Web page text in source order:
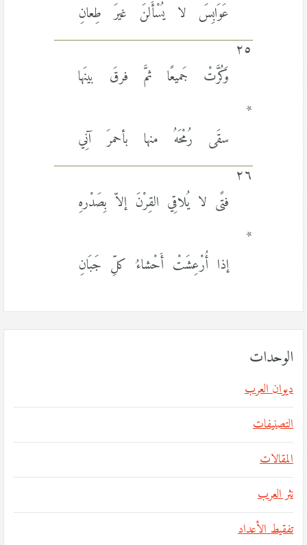
عَوَابِسَ لا يُسْأَلنَ غيرَ طِعانِ
٢٥
وَكُرَّتْ جَميعًا ثمَّ فرقَ بينَها
*
سقَى رُمْحَهُ منها بأحمرَ آنِي
٢٦
فتًى لا يُلاقِي القِرْنَ إلاّ بِصَدْرهِ
*
إذا أُرْعِشَتْ أَحْشاءُ كلِّ جَبَانِ
الوحدات
ديوان العرب
التصنيفات
المقالات
نثر العرب
تفقيط الأعداد